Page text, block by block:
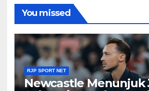
You missed
RJP SPORT NET
Newcastle Menunjuk